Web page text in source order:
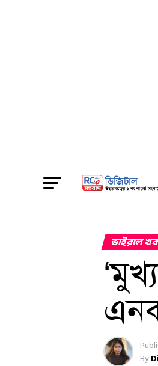
ভাইরাল
By